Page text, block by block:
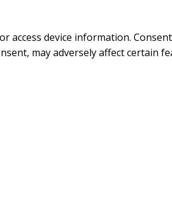
device information.
may adversely affect certain